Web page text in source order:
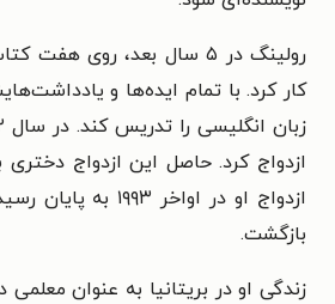
رولینگ در ۵ سال بعد، روی
کار کرد. با تمام ایده‌ها و
ازدواج کرد. حاصل این ازدواج دختری
ازدواج او در اواخر
بازگشت.
زندگی او در بریتانیا به عنوان معلمی